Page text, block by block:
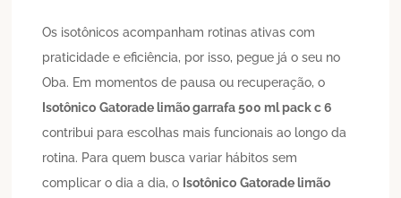
Os isotônicos acompanham rotinas ativas com
praticidade e eficiência, por isso, pegue já o seu no
Oba. Em momentos de pausa ou recuperação, o
Isotônico Gatorade limão garrafa 500 ml pack c 6
contribui para escolhas mais funcionais ao longo da
rotina. Para quem busca variar hábitos sem
complicar o dia a dia, o Isotônico Gatorade limão